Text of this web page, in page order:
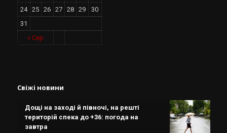
« Сер
24
25 26 27 28 29
30
31
Свіжі новини
Дощі на заході й півночі, на решті
територій спека до +36: погода на
завтра